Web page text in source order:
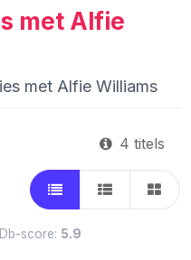
met Alfie
met Alfie Williams
4 titels
score: 5.9